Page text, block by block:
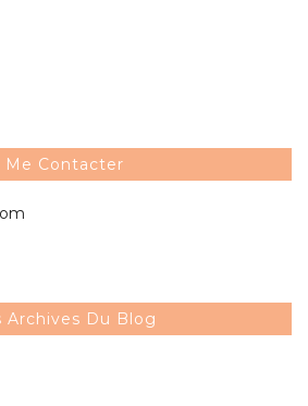
Me Contacter
Archives Du Blog